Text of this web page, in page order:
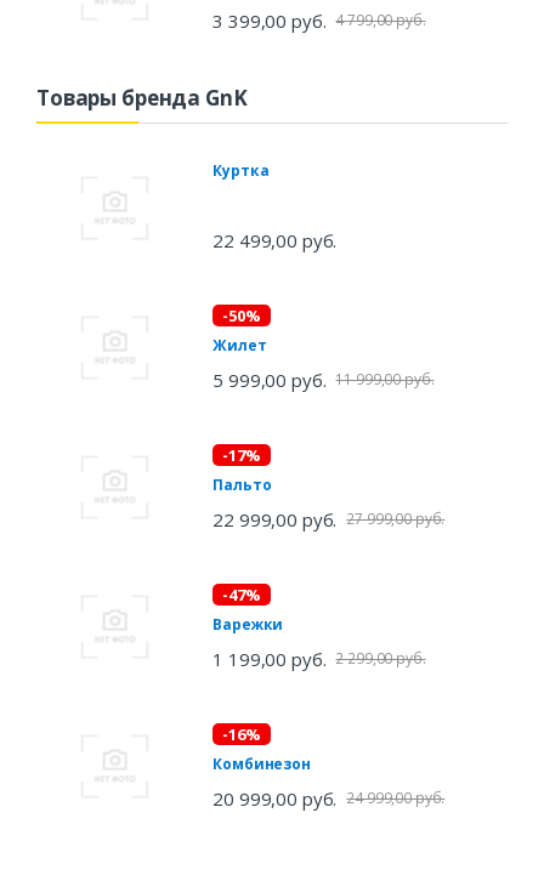
3 399,00 руб. 4 799,00 руб.
Товары бренда GnK
Куртка
22 499,00 руб.
-50%
Жилет
5 999,00 руб. 11 999,00 руб.
-17%
Пальто
22 999,00 руб. 27 999,00 руб.
-47%
Варежки
1 199,00 руб. 2 299,00 руб.
-16%
Комбинезон
20 999,00 руб. 24 999,00 руб.